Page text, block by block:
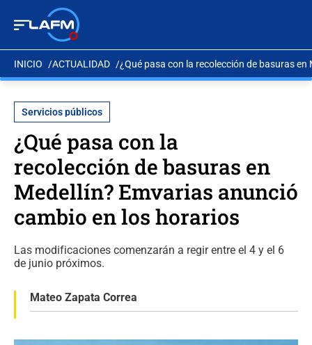
INICIO ACTUALIDAD ¿Qué pasa con la recolección de basuras
Servicios públicos
¿Qué pasa con la
recolección de basuras en
Medellín? Emvarias anunció
cambio en los horarios
Las modificaciones comenzarán a regir entre el 4 y el 6
de junio próximos.
Mateo Zapata Correa